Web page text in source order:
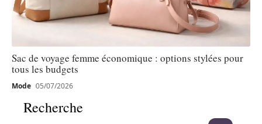
Sac de voyage femme économique : options stylées pour
tous les budgets
Mode 05/07/2026
Recherche